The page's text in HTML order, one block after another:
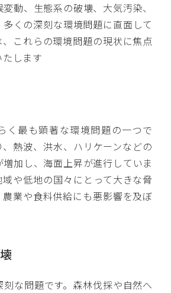
動、生態系の破壊、大気汚染、
くの深刻な環境問題に直面して
これらの環境問題の現状に焦点
します
く最も顕著な環境問題の一つで
熱波、洪水、ハリケーンなどの
加し、海面上昇が進行していま
や低地の国々にとって大きな脅
業や食料供給にも悪影響を及ぼ
な問題です。森林伐採や自然へ